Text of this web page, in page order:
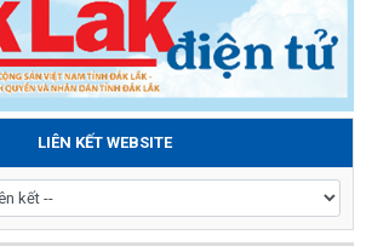
LIÊN KẾT WEBSITE